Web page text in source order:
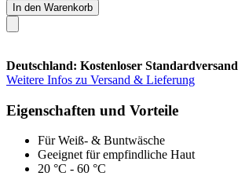
In den Warenkorb
Deutschland: Kostenloser Standardversand
Weitere Infos zu Versand & Lieferung
Eigenschaften und Vorteile
Für Weiß- & Buntwäsche
Geeignet für empfindliche Haut
20 °C - 60 °C